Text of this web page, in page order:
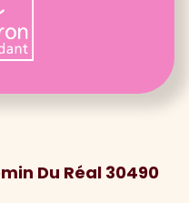
Du Réal 30490